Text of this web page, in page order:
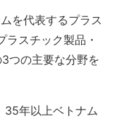
を代表するプラス
ラスチック製品・
つの主要な分野を
35年以上ベトナム